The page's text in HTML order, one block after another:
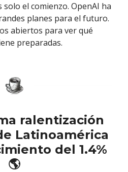
el comienzo. OpenAI ha
planes para el futuro.
abiertos para ver qué
preparadas.
ralentización
Latinoamérica
del 1.4%
🌎